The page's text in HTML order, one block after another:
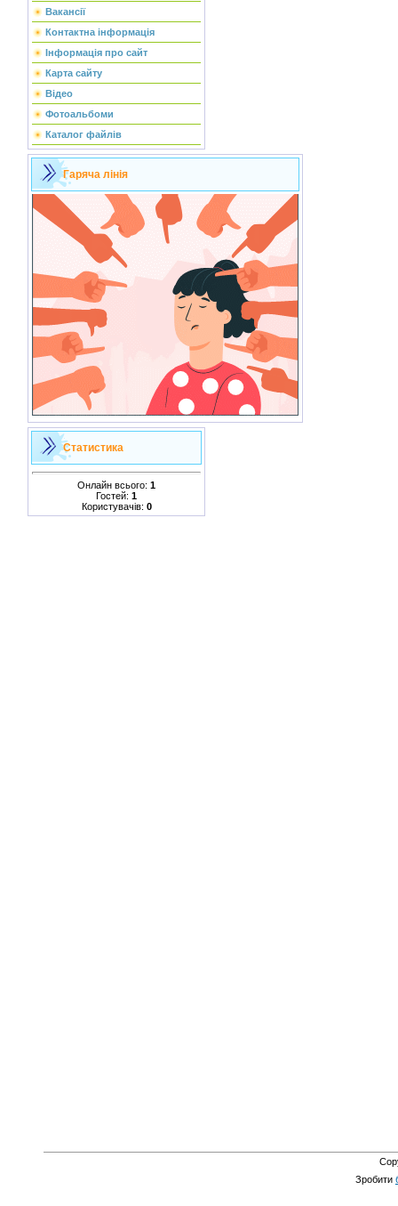
Вакансії
Контактна інформація
Інформація про сайт
Карта сайту
Відео
Фотоальбоми
Каталог файлів
Гаряча лінія
Статистика
Онлайн всього: 1
Гостей: 1
Користувачів: 0
Зробити